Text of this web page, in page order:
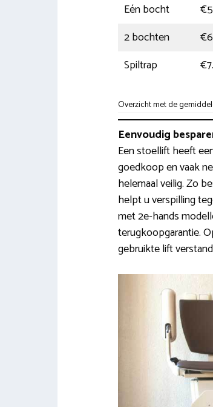
Eén bocht
2 bochten
Spiltrap
Overzicht met de
Eenvoudig
Een stoellift heeft
goedkoop en vaak
helemaal veilig. Zo
helpt u verspilling
met 2e-hands
terugkoopgarantie.
gebruikte lift